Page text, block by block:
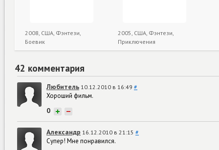
2008, США, Фэнтези,
Боевик
2005, США, Фэнтези,
Приключения
42 комментария
Любитель 10.12.2010 в 16:49 #
Хороший фильм.
0 + −
Александр 16.12.2010 в 21:15 #
Супер! Мне понравился.